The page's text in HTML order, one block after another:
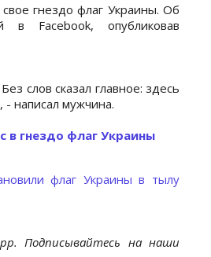
гнездо флаг Украины. Об
в Facebook, опубликовав
слов сказал главное: здесь
написал мужчина.
в гнездо флаг Украины
флаг Украины в тылу
Подписывайтесь на наши